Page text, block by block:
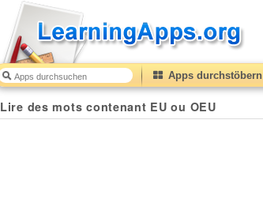
Apps durchstöbern
Lire des mots contenant EU ou OEU